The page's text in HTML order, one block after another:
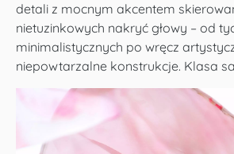
detali z mocnym akcentem
nietuzinkowych nakryć głowy – od
minimalistycznych po wręcz
niepowtarzalne konstrukcje. Klasa